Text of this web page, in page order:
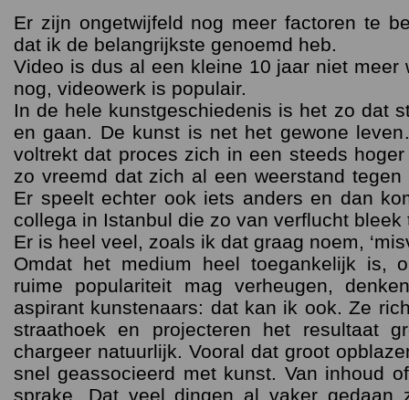
Er zijn ongetwijfeld nog meer factoren te
dat ik de belangrijkste genoemd heb.
Video is dus al een kleine 10 jaar niet meer
nog, videowerk is populair.
In de hele kunstgeschiedenis is het zo dat
en gaan. De kunst is net het gewone
voltrekt dat proces zich in een steeds
zo vreemd dat zich al een weerstand
Er speelt echter ook iets anders en dan
collega in Istanbul die zo van verflucht bleek
Er is heel veel, zoals ik dat graag noem,
Omdat het medium heel toegankelijk is,
ruime populariteit mag verheugen,
aspirant kunstenaars: dat kan ik ook. Ze
straathoek en projecteren het resultaat
chargeer natuurlijk. Vooral dat groot
snel geassocieerd met kunst. Van inhoud
sprake. Dat veel dingen al vaker gedaan